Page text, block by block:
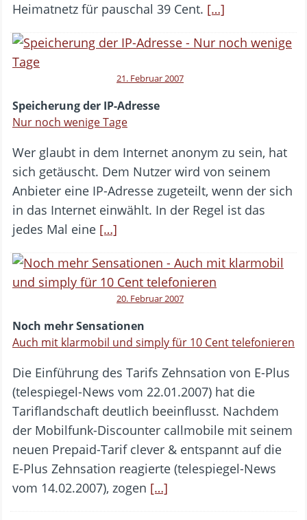
Heimatnetz für pauschal 39 Cent. […]
21. Februar 2007
Speicherung der IP-Adresse
Nur noch wenige Tage
Wer glaubt in dem Internet anonym zu sein, hat
sich getäuscht. Dem Nutzer wird von seinem
Anbieter eine IP-Adresse zugeteilt, wenn der sich
in das Internet einwählt. In der Regel ist das
jedes Mal eine […]
20. Februar 2007
Noch mehr Sensationen
Auch mit klarmobil und simply für 10 Cent telefonieren
Die Einführung des Tarifs Zehnsation von E-Plus
(telespiegel-News vom 22.01.2007) hat die
Tariflandschaft deutlich beeinflusst. Nachdem
der Mobilfunk-Discounter callmobile mit seinem
neuen Prepaid-Tarif clever & entspannt auf die
E-Plus Zehnsation reagierte (telespiegel-News
vom 14.02.2007), zogen […]